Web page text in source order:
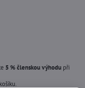
5 % členskou výhodu při